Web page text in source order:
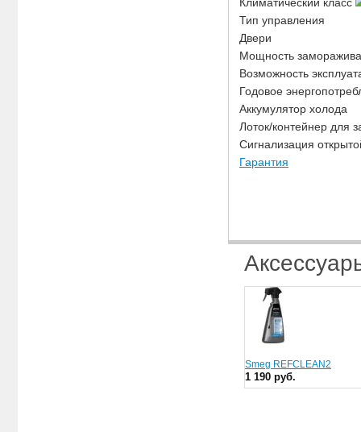
Климатический класс
Тип управления
Двери
Мощность
Возможность
Годовое
Аккумулятор холода
Лоток/контейнер для
Сигнализация
Гарантия
Smeg REFCLEAN2
1 190 руб.